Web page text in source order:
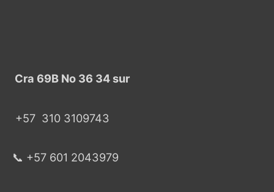
Cra 69B No 36 34 sur
+57 310 3109743
📞 +57 601 2043979